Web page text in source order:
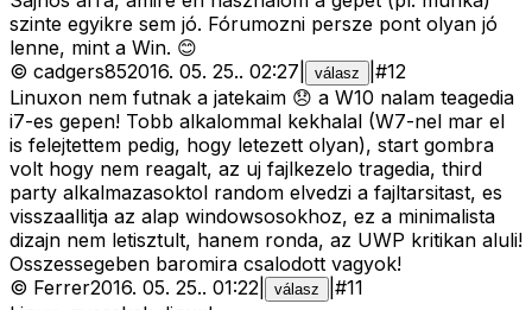
szinte egyikre sem jó. Fórumozni persze pont olyan jó
lenne, mint a Win. 😊
© cadgers852016. 05. 25.. 02:27 válasz #12
Linuxon nem futnak a jatekaim 😞 a W10 nalam teagedia
i7-es gepen! Tobb alkalommal kekhalal (W7-nel mar el
is felejtettem pedig, hogy letezett olyan), start gombra
volt hogy nem reagalt, az uj fajlkezelo tragedia, third
party alkalmazasoktol random elvedzi a fajltarsitast, es
visszaallitja az alap windowsosokhoz, ez a minimalista
dizajn nem letisztult, hanem ronda, az UWP kritikan aluli!
Osszessegeben baromira csalodott vagyok!
© Ferrer2016. 05. 25.. 01:22 válasz #11